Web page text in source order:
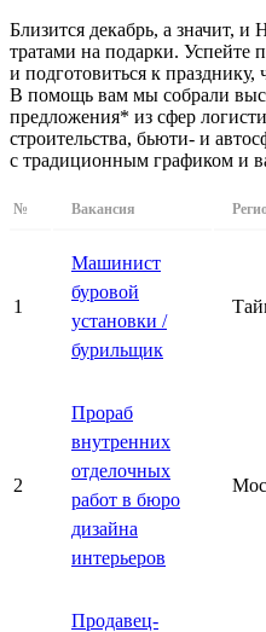
Близится декабрь, а значит,
тратами на подарки. Успейте
и подготовиться к празднику,
В помощь вам мы собрали
предложения* из сфер
строительства, бьюти- и
с традиционным графиком и
№ Вакансия
1
Машинист
буровой
установки /
бурильщик
2
Прораб
внутренних
отделочных
работ в бюро
дизайна
интерьеров
Продавец-